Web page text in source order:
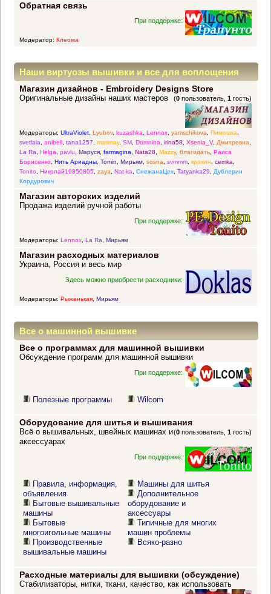
Обратная связь
При поддержке:
Модератор: Клеома
Наши виртуозы вышивки и все для воплощения
прекрасных идей
Магазин дизайнов - Embroidery Designs Store
(0 пользователь,1 гость)
Оригинальные дизайны наших мастеров
Модераторы: UltraViolet, Lyubov, kuzashka, Lennox, yamschikova, Пимошка,
svetlaia, anibell, tana1257, marimay, SM, Domnina, irina58, Xsenia_V, Дмитревна,
La Ra, Helga, pavlu, Маруся, farmagina, Nata28, Mazzy, благодать, Раиса
Борисенко, Нить Ариадны, Tomin, Мирьям, sosna, svmmm, крохин, cemka,
Tonito, Николай19850805, zaya, Nat-ka, СнежанаЦех, Tatyanka29, Дублерин
Кордурович
Магазин авторских изделий
Продажа изделий ручной работы
При поддержке:
Модераторы: Lennox, La Ra, Мирьям
Магазин расходных материалов
Украина, Россия и весь мир
Здесь можно приобрести расходники:
Модераторы: Рыженькая, Мирьям
Все о машинной вышивке
Все о программах для машинной вышивки
Обсуждение программ для машинной вышивки
При поддержке:
Полезные программы Wilcom
Оборудование для шитья и вышивания
(0 пользователь,1 гость)
Всё о вышивальных, швейных машинах и
аксессуарах
При поддержке:
Правила, информация,
объявления
Бытовые вышивальные
машины
Бытовые
многоигольные машины
Производственные
вышивальные машины
Машины для шитья
Дополнительное
оборудование и
аксессуары
Типичные для многих
машин проблемы
Всяко-разно
Расходные материалы для вышивки (обсуждение)
Стабилизаторы, нитки, ткани, качество, как использовать